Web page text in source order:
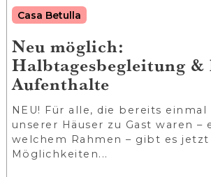
Casa Betulla
Neu möglich:
Halbtagesbegleitung &
Aufenthalte
NEU! Für alle, die bereits einmal
unserer Häuser zu Gast waren –
welchem Rahmen – gibt es jetzt
Möglichkeiten...